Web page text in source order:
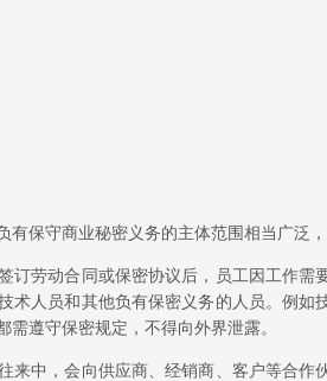
有保守商业秘密义务的主体范围相当广泛
订劳动合同或保密协议后，员工因工作
术人员和其他负有保密义务的人员。例
需遵守保密规定，不得向外界泄露。
来中，会向供应商、经销商、客户等合